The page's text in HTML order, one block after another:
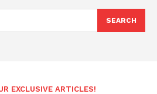
SEARCH
EXCLUSIVE ARTICLES!